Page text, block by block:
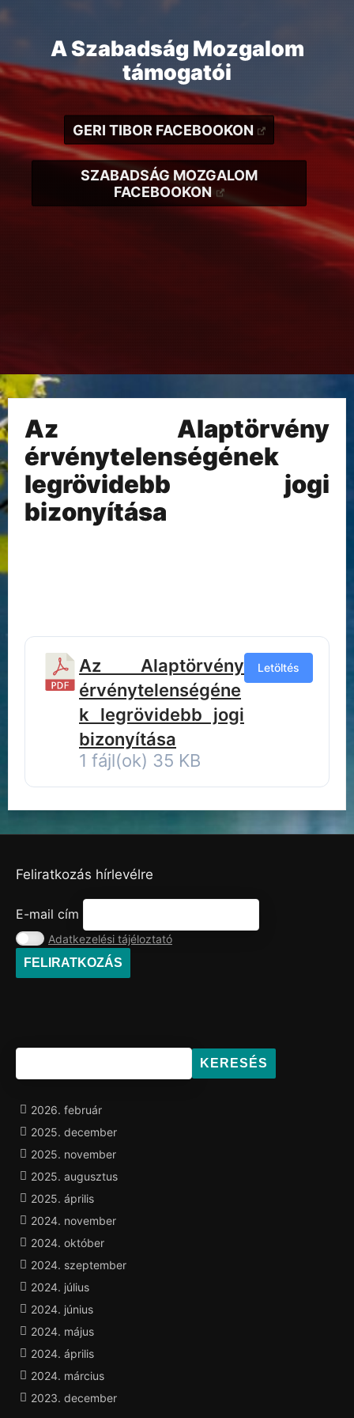
A Szabadság Mozgalom
támogatói
GERI TIBOR FACEBOOKON
SZABADSÁG MOZGALOM
FACEBOOKON
Az Alaptörvény
érvénytelenségének
legrövidebb jogi
bizonyítása
Az Alaptörvény
érvénytelenségéne
k legrövidebb jogi
bizonyítása
1 fájl(ok) 35 KB
Letöltés
Feliratkozás hírlevélre
E-mail cím
Adatkezelési tájéloztató
KERESÉS
2026. február
2025. december
2025. november
2025. augusztus
2025. április
2024. november
2024. október
2024. szeptember
2024. július
2024. június
2024. május
2024. április
2024. március
2023. december